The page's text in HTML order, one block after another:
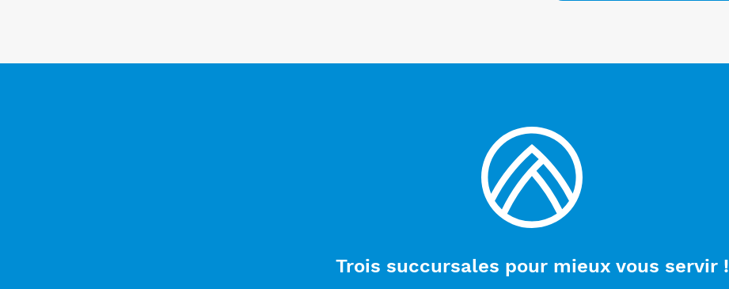
Trois succursales pour mieux vous servir !